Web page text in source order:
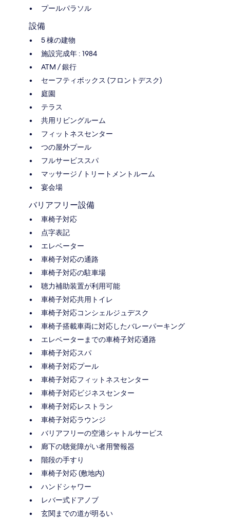
プールパラソル
設備
5 棟の建物
施設完成年 : 1984
ATM / 銀行
セーフティボックス (フロントデスク)
庭園
テラス
共用リビングルーム
フィットネスセンター
つの屋外プール
フルサービススパ
マッサージ / トリートメントルーム
宴会場
バリアフリー設備
車椅子対応
点字表記
エレベーター
車椅子対応の通路
車椅子対応の駐車場
聴力補助装置が利用可能
車椅子対応共用トイレ
車椅子対応コンシェルジュデスク
車椅子搭載車両に対応したバレーパーキング
エレベーターまでの車椅子対応通路
車椅子対応スパ
車椅子対応プール
車椅子対応フィットネスセンター
車椅子対応ビジネスセンター
車椅子対応レストラン
車椅子対応ラウンジ
バリアフリーの空港シャトルサービス
廊下の聴覚障がい者用警報器
階段の手すり
車椅子対応 (敷地内)
ハンドシャワー
レバー式ドアノブ
玄関までの道が明るい